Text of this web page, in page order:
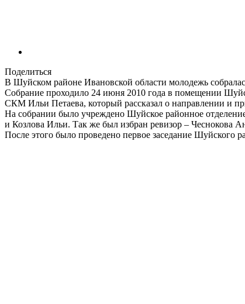
Поделиться
В Шуйском районе Ивановской области молодежь
Собрание проходило 24 июня 2010 года в помещении
СКМ Ильи Петаева, который рассказал о направлении и
На собрании было учреждено Шуйское районное
и Козлова Ильи. Так же был избран ревизор – Чеснокова
После этого было проведено первое заседание Шуйского